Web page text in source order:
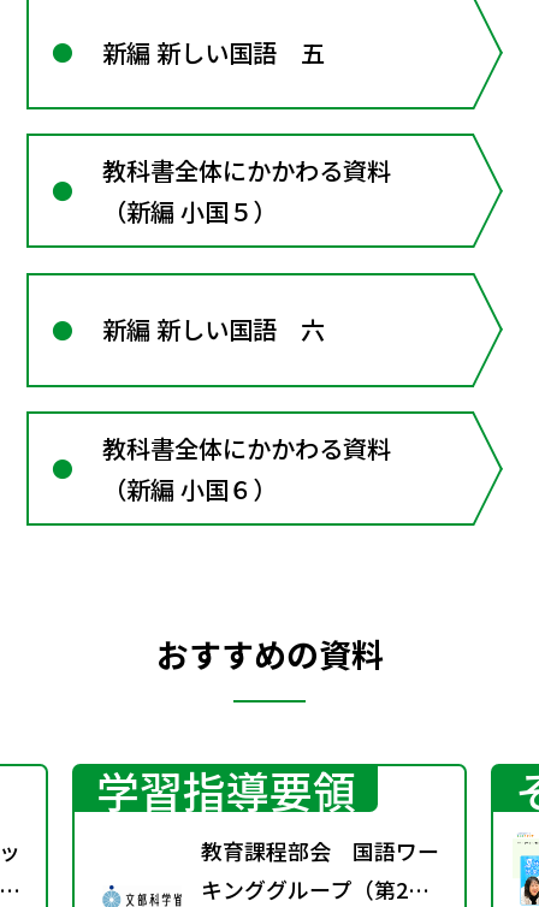
新編 新しい国語 五
教科書全体にかかわる資料
（新編 小国５）
新編 新しい国語 六
教科書全体にかかわる資料
（新編 小国６）
おすすめの資料
学習指導要領
教育課程部会 国語ワー
キンググループ（第2